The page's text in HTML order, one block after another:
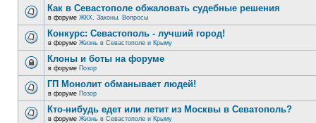
Как в Севастополе обжаловать судебные решения
в форуме ЖКХ. Законы. Вопросы
Конкурс: Севастополь - лучший город!
в форуме Жизнь в Севастополе и Крыму
Клоны и боты на форуме
в форуме Позор
ГП Монолит обманывает людей!
в форуме Позор
Кто-нибудь едет или летит из Москвы в Севатополь?
в форуме Жизнь в Севастополе и Крыму